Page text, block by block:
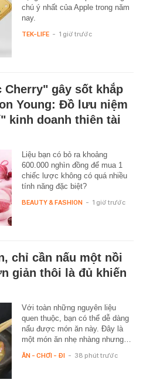
chú ý nhất của Apple trong năm
nay.
TEK-LIFE - 1 giờ trước
gây sốt khắp
Young: Đồ lưu niệm
kinh doanh thiên tài
Liệu bạn có bỏ ra khoảng
600.000 nghìn đồng để mua 1
chiếc lược không có quá nhiều
tính năng đặc biệt?
BEAUTY & FASHION - 1 giờ trước
chỉ cần nấu một nồi
giản thôi là đủ khiến
Với toàn những nguyên liệu
quen thuộc, bạn có thể dễ dàng
nấu được món ăn này. Đây là
một món ăn nhẹ nhàng nhưng…
ĂN - CHƠI - ĐI - 38 phút trước